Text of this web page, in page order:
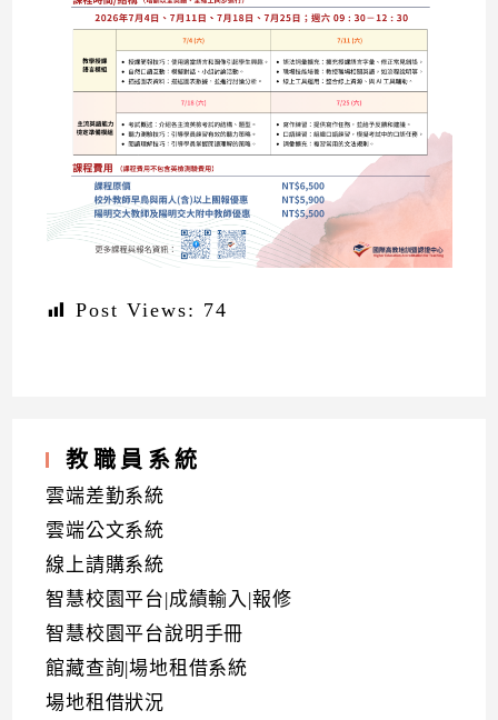
Post Views: 74
教職員系統
雲端差勤系統
雲端公文系統
線上請購系統
智慧校園平台|成績輸入|報修
智慧校園平台說明手冊
館藏查詢|場地租借系統
場地租借狀況